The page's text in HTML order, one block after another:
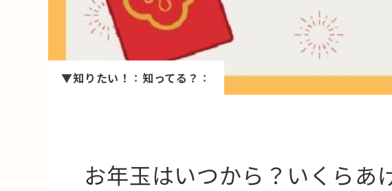
fleXe リノベ事例
「ひと」
▼知りたい！ ： 知ってる？ ：
お年玉はいつから？いくらあ